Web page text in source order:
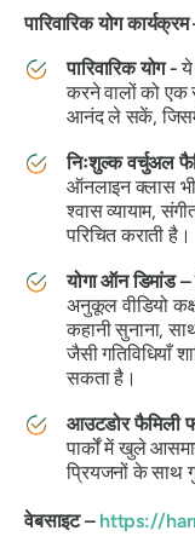
पारिवारिक योग कार्यक्रम
पारिवारिक योग -ये
करने वालों को एक
आनंद ले सकें,
निःशुल्क वर्चुअल
ऑनलाइन क्लास भी
श्वास व्यायाम,
परिचित कराती है।
योगा ऑन डिमांड
अनुकूल वीडियो
कहानी सुनाना,
जैसी गतिविधियाँ
सकता है।
आउटडोर फैमिली
पार्कों में खुले
प्रियजनों के साथ
वेबसाइट –https://